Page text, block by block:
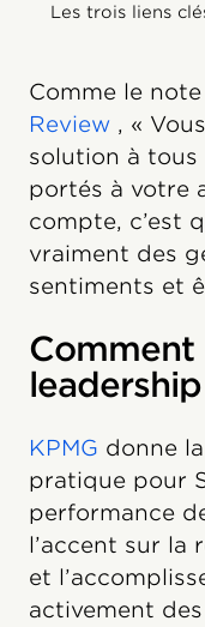
Les trois liens
Comme le
Review , «
solution à tous
portés à votre
compte, c’est
vraiment des
sentiments et
Comment
KPMG donne
pratique pour
performance
l’accent sur la
et
activement